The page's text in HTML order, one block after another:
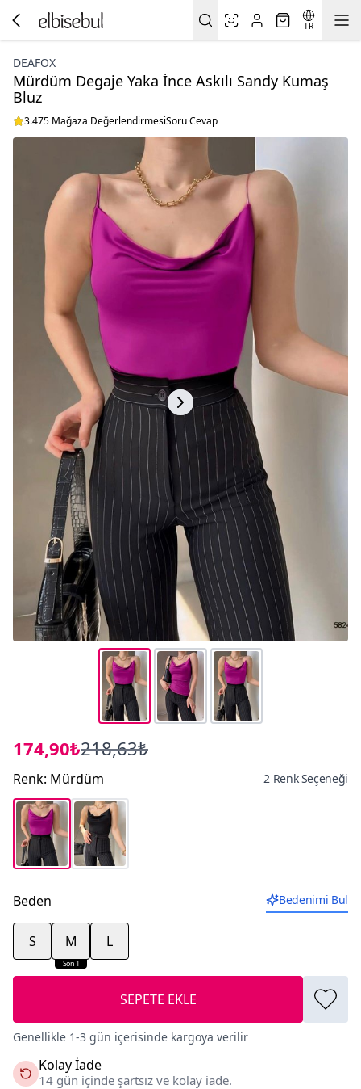
TR
DEAFOX
Mürdüm Degaje Yaka İnce Askılı Sandy Kumaş
Bluz
3.475 Mağaza DeğerlendirmesiSoru Cevap
174,90₺218,63₺
Renk: Mürdüm 2 Renk Seçeneği
Beden Bedenimi Bul
S
Son 1
M L
SEPETE EKLE
Genellikle 1-3 gün içerisinde kargoya verilir
Kolay İade
14 gün içinde şartsız ve kolay iade.